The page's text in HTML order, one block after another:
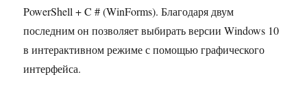
PowerShell + C # (WinForms). Благодаря двум
последним он позволяет выбирать версии Windows 10
в интерактивном режиме с помощью графического
интерфейса.